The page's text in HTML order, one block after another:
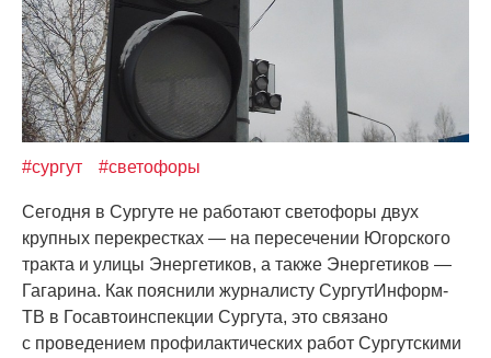
#сургут #светофоры
Сегодня в Сургуте не работают светофоры двух
крупных перекрестках — на пересечении Югорского
тракта и улицы Энергетиков, а также Энергетиков —
Гагарина. Как пояснили журналисту СургутИнформ-
ТВ в Госавтоинспекции Сургута, это связано
с проведением профилактических работ Сургутскими